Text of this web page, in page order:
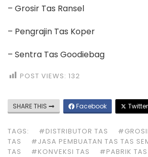
– Grosir Tas Ransel
– Pengrajin Tas Koper
– Sentra Tas Goodiebag
POST VIEWS: 132
SHARE THIS Facebook
TAGS: #DISTRIBUTOR TAS
TAS
#JASA PEMBUATAN TAS TAS
TAS
#KONVEKSI TAS #PABRIK TAS